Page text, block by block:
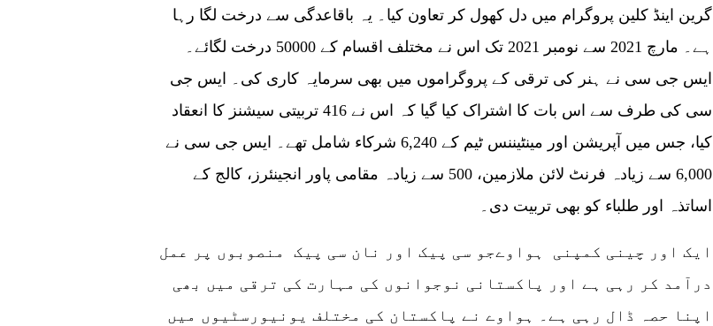
گرین اینڈ کلین پروگرام میں دل کھول کر تعاون کیا۔ یہ باقاعدگی سے درخت لگا رہا
ہے۔ مارچ 2021 سے نومبر 2021 تک اس نے مختلف اقسام کے 50000 درخت لگائے۔
ایس جی سی نے ہنر کی ترقی کے پروگراموں میں بھی سرمایہ کاری کی۔ ایس جی
سی کی طرف سے اس بات کا اشتراک کیا گیا کہ اس نے 416 تربیتی سیشنز کا انعقاد
کیا، جس میں آپریشن اور مینٹیننس ٹیم کے 6,240 شرکاء شامل تھے۔ ایس جی سی نے
6,000 سے زیادہ فرنٹ لائن ملازمین، 500 سے زیادہ مقامی پاور انجینئرز، کالج کے
اساتذہ اور طلباء کو بھی تربیت دی۔
ایک اور چینی کمپنی ہواوےجو سی پیک اور نان سی پیک منصوبوں پر عمل
درآمد کر رہی ہے اور پاکستانی نوجوانوں کی مہارت کی ترقی میں بھی
اپنا حصہ ڈال رہی ہے۔ ہواوے نے پاکستان کی مختلف یونیورسٹیوں میں